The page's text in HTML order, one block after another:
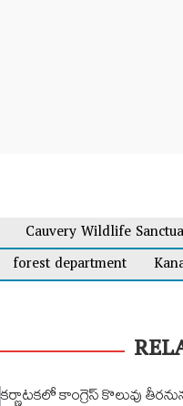
Cauvery Wildlife
forest department
కర్ణాటకలో కాంగ్రెస్ కొలువు